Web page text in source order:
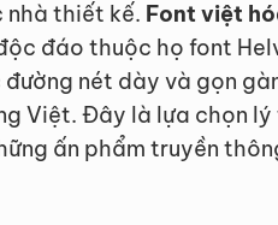
nhà thiết kế. Font việt
đáo thuộc họ font
nét dày và gọn
Việt. Đây là lựa chọn
ấn phẩm truyền